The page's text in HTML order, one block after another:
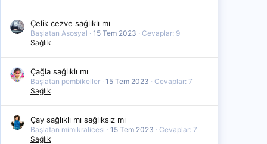
Çelik cezve sağlıklı mı
Başlatan Asosyal 15 Tem 2023
Cevaplar: 9
Sağlık
Çağla sağlıklı mı
Başlatan pembikeller 15 Tem 2023
Cevaplar: 7
Sağlık
Çay sağlıklı mı sağlıksız mı
Başlatan mimikralicesi 15 Tem 2023
Cevaplar: 7
Sağlık